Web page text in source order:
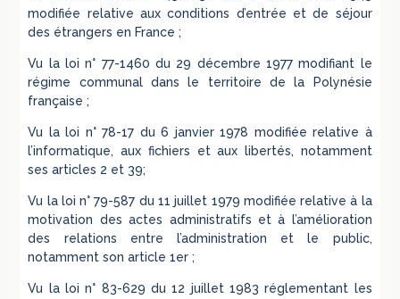
modifiée relative aux conditions d’entrée et de séjour
des étrangers en France ;
Vu la loi n° 77-1460 du 29 décembre 1977 modifiant le
régime communal dans le territoire de la Polynésie
française ;
Vu la loi n° 78-17 du 6 janvier 1978 modifiée relative à
l’informatique, aux fichiers et aux libertés, notamment
ses articles 2 et 39;
Vu la loi n° 79-587 du 11 juillet 1979 modifiée relative à la
motivation des actes administratifs et à l’amélioration
des relations entre l’administration et le public,
notamment son article 1er ;
Vu la loi n° 83-629 du 12 juillet 1983 réglementant les